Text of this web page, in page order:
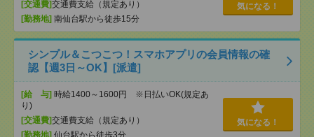
[交通費]交通費支給（規定あり）
[勤務地] 南仙台駅から徒歩15分
気になる！
シンプル＆こつこつ！スマホアプリの会員情報の確
認【週3日～OK】[派遣]
[給 与] 時給1400～1600円 ※日払いOK(規定あ
り)
[交通費]交通費支給（規定あり）
[勤務地] 仙台駅から徒歩3分
気になる！